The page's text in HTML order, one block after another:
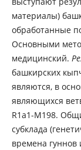
материалы)
обработанные
Основными
медицинский.
башкирских
являются, в
являющихся
R1a1-M198.
субклада
времена гуннов